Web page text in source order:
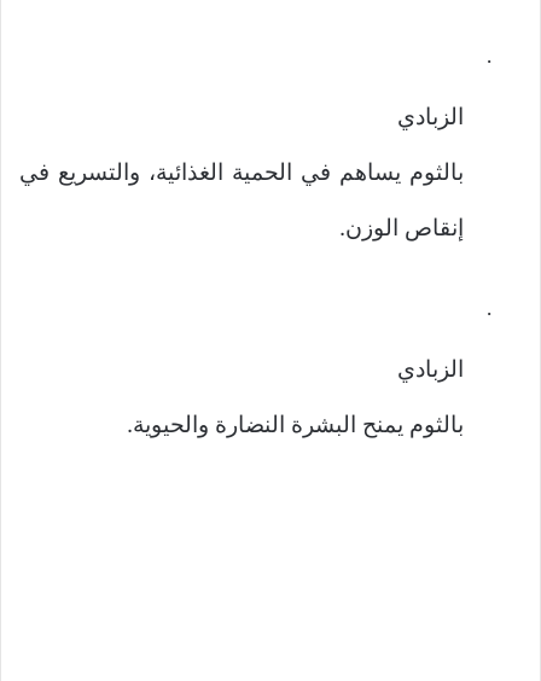
·
الزبادي
بالثوم يساهم في الحمية الغذائية، والتسريع في
إنقاص الوزن.
·
الزبادي
بالثوم يمنح البشرة النضارة والحيوية.